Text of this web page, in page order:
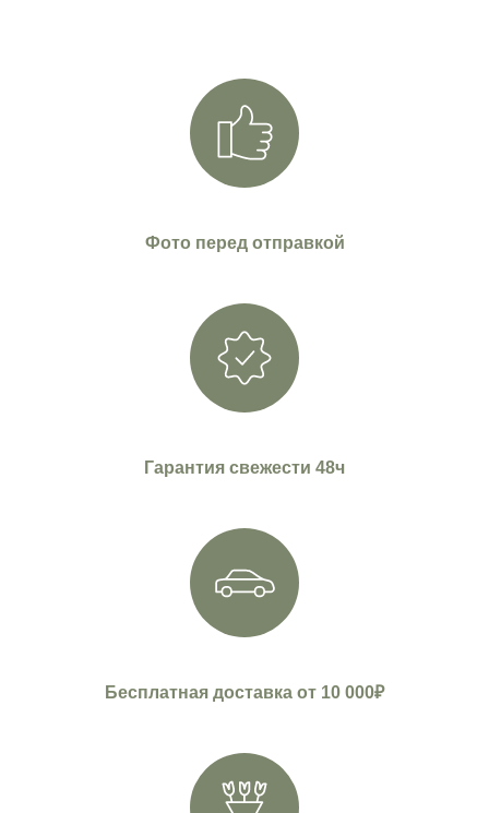
Фото перед отправкой
Гарантия свежести 48ч
Бесплатная доставка от 10 000₽